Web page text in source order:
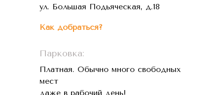
Парковка:
ул. Большая Подьяческая, д.18
Платная. Обычно много свободных
мест
даже в рабочий день!
Как добраться?